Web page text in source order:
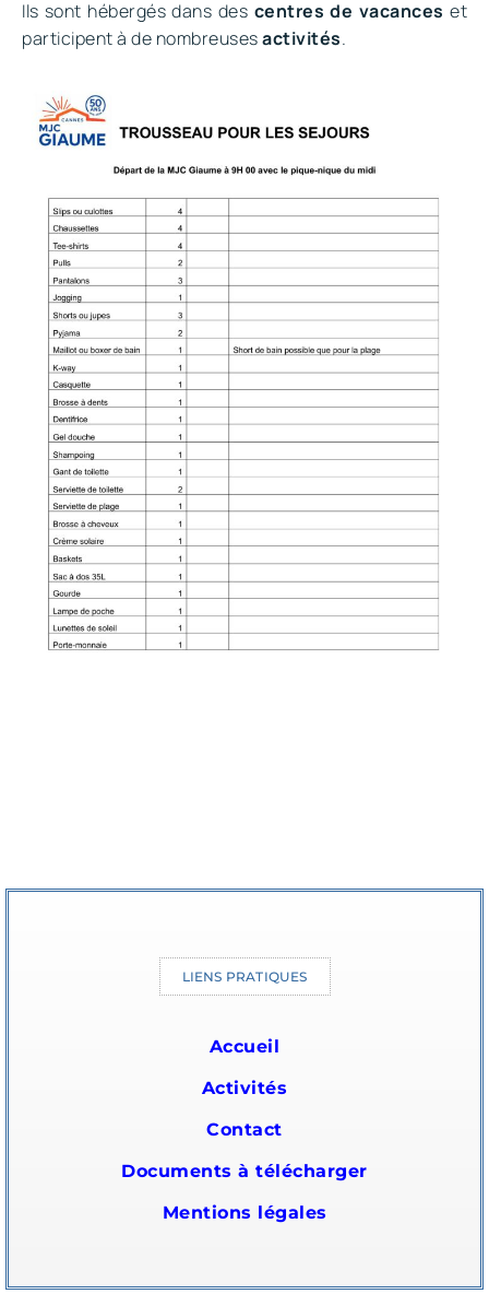
Ils sont hébergés dans des centres de vacances et
participent à de nombreusesactivités.
LIENS PRATIQUES
Accueil
Activités
Contact
Documents à télécharger
Mentions légales